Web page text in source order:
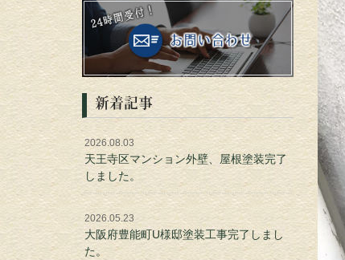
新着記事
2026.08.03
天王寺区マンション外壁、屋根塗装完了
しました。
2026.05.23
大阪府豊能町U様邸塗装工事完了しまし
た。